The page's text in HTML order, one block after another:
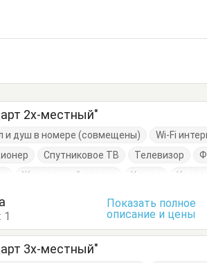
2х-местный"
и душ в номере (совмещены)
Wi-Fi
Спутниковое ТВ Телевизор
Журнальный столик Комод
Туалетный столик
1
Показать полное
описание и цены
3х-местный"